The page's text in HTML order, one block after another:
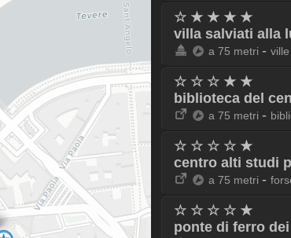
☆ ★ ★ ★ ★
villa salviati alla
a 75 metri - ville
☆ ☆ ☆ ★ ★
biblioteca del
a 75 metri -
☆ ☆ ☆ ☆ ★
centro alti studi
a 75 metri -
☆ ☆ ☆ ☆ ★
ponte di ferro